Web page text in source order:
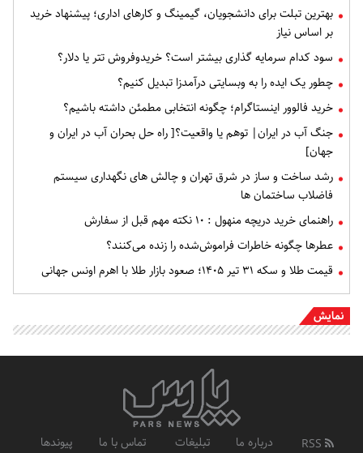
بهترین تبلت برای دانشجویان، گیمینگ و کارهای اداری؛ پیشنهاد خرید
بر اساس نیاز
سود کدام سرمایه گذاری بیشتر است؟ خریدوفروش تتر یا دلار؟
چطور یک ایده را به وبسایتی درآمدزا تبدیل کنیم؟
خرید فالوور اینستاگرام؛ چگونه انتخابی مطمئن داشته باشیم؟
جنگ آب در ایران| توهم یا واقعیت؟[ راه حل بحران آب در ایران و
رشد ساخت و ساز در شرق تهران و چالش های نگهداری سیستم
فاضلاب ساختمان ها
راهنمای خرید دریچه منهول : ۱۰ نکته مهم قبل از سفارش
عطرها چگونه خاطرات فراموش‌شده را زنده می‌کنند؟
قیمت طلا و سکه ۳۱ تیر ۱۴۰۵؛ صعود بازار طلا با اهرم اونس جهانی
درباره ما تبلیغات تماس با ما پیوندها